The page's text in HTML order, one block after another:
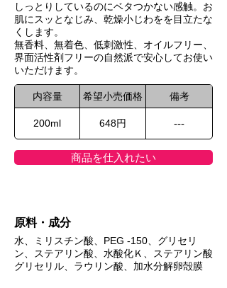
しっとりしているのにベタつかない感触。お
肌にスッとなじみ、乾燥小じわをを目立たな
くします。
無香料、無着色、低刺激性、オイルフリー、
界面活性剤フリーの自然派で安心してお使い
いただけます。
内容量 希望小売価格 備考
200ml 648円 ---
商品を仕入れたい
原料・成分
水、ミリスチン酸、PEG -150、グリセリ
ン、ステアリン酸、水酸化Ｋ、ステアリン酸
グリセリル、ラウリン酸、加水分解卵殻膜